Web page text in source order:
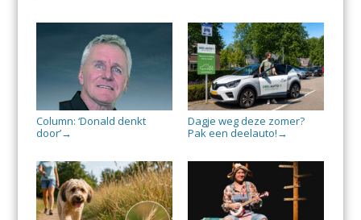
Column: ‘Donald denkt
door’→
Dagje weg deze zomer?
Pak een deelauto! →